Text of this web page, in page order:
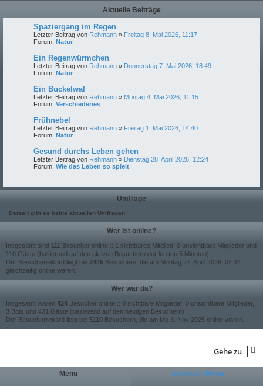
Aktuelle Beiträge
Spaziergang im Regen
Letzter Beitrag von Rehmann » Freitag 8. Mai 2026, 11:17
Forum: Natur
Ein Regenwürmchen
Letzter Beitrag von Rehmann » Donnerstag 7. Mai 2026, 18:49
Forum: Natur
Ein Buckelwal
Letzter Beitrag von Rehmann » Montag 4. Mai 2026, 11:15
Forum: Verschiedenes
Frühnebel
Letzter Beitrag von Rehmann » Freitag 1. Mai 2026, 14:40
Forum: Natur
Gesund durchs Leben gehen
Letzter Beitrag von Rehmann » Dienstag 28. April 2026, 12:24
Forum: Wie das Leben so spielt
Umfrage
Derzeit gibt es keine aktuellen Umfragen
Wer ist online?
Insgesamt sind 111 Besucher online :: 1 sichtbares Mitglied, 0 unsichtbare Mitglieder und
110 Gäste (basierend auf den aktiven Besuchern der letzten 5 Minuten)
Der Besucherrekord liegt bei 2445 Besuchern, die am Montag 27. April 2026, 04:34
gleichzeitig online waren.
Wer war da?
Insgesamt waren 424 Besucher online :: 0 sichtbare Mitglieder, 0 unsichtbare Mitglieder,
3 Bots und 421 Gäste (basierend auf den heutigen Besuchern)
Der Besucherrekord liegt bei 5110 Besuchern, die am Mo 3. Nov 2025 online waren.
Gehe zu
Menü Benutzer-Menü